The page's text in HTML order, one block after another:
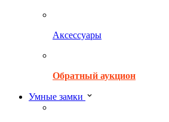
Аксессуары
Обратный аукцион
Умные замки